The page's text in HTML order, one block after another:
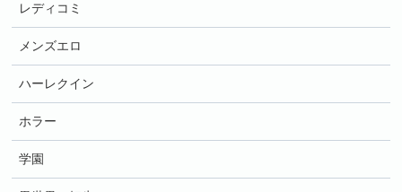
レディコミ
メンズエロ
ハーレクイン
ホラー
学園